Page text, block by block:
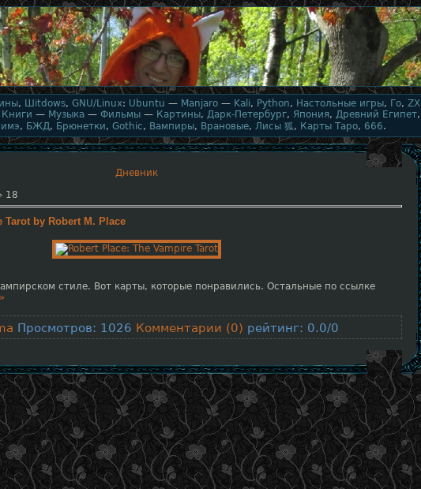
, Шitdows, GNU/Linux: Ubuntu — Manjaro — Kali, Python, Настольные игры, Го, ZX
Книги — Музыка — Фильмы — Картины, Дарк-Петербург, Япония, Древний Египет,
, БЖД, Брюнетки, Gothic, Вампиры, Врановые, Лисы 狐, Карты Таро, 666.
Дневник
18
Tarot by Robert M. Place
стиле. Вот карты, которые понравились. Остальные по ссылке
Просмотров: 1026 Комментарии (0) рейтинг: 0.0/0